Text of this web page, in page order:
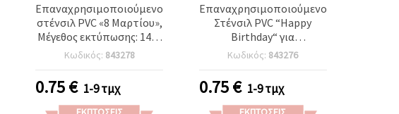
Επαναχρησιμοποιούμενο
στένσιλ PVC «8 Μαρτίου»,
Μέγεθος εκτύπωσης: 14x4
cm
Κωδικός: 843278
0.75€ 1-9 τμχ
Επαναχρησιμοποιούμενο
Στένσιλ PVC “Happy
Birthday“ για
χειροτεχνίες DIY, Μέγεθος
Εκτύπωσης: 14×4,5 cm
Κωδικός: 843276
0.75€ 1-9 τμχ